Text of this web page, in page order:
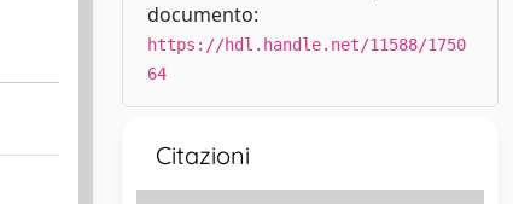
documento:
https://hdl.handle.net/11588/1750
64
Citazioni